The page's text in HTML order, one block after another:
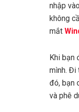
nhập
không
mắt
Khi bạn
mình. Đi
đó, bạn
và phê